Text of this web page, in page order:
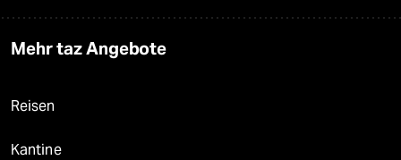
Mehr taz Angebote
Reisen
Kantine